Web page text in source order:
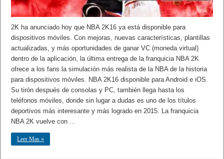
2K ha anunciado hoy que NBA 2K16 ya está disponible para
dispositivos móviles. Con mejoras, nuevas características, plantillas
actualizadas, y más oportunidades de ganar VC (moneda virtual)
dentro de la aplicación, la última entrega de la franquicia NBA 2K
ofrece a los fans la simulación más realista de la NBA de la historia
para dispositivos móviles. NBA 2K16 disponible para Android e iOS.
Su tirón después de consolas y PC, también llega hasta los
teléfonos móviles, donde sin lugar a dudas es uno de los títulos
deportivos más interesante y más logrado en 2015. La franquicia
NBA 2K vuelve con …
Leer Mas »